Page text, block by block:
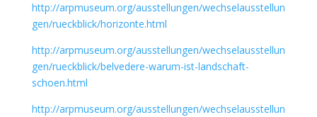
http://arpmuseum.org/ausstellungen/wechselausstellun
gen/rueckblick/horizonte.html
http://arpmuseum.org/ausstellungen/wechselausstellun
gen/rueckblick/belvedere-warum-ist-landschaft-
schoen.html
http://arpmuseum.org/ausstellungen/wechselausstellun